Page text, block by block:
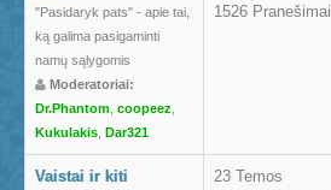
"Pasidaryk pats" - apie tai,
ką galima pasigaminti
namų sąlygomis
Moderatoriai:
Dr.Phantom coopeez
Kukulakis Dar321
1526 Pranešimai
Vaistai ir kiti
23 Temos